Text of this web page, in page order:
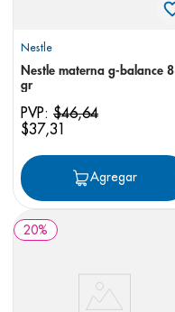
Nestle
Nestle materna g-balance 8
gr
PVP: $46,64
$37,31
Agregar
20%